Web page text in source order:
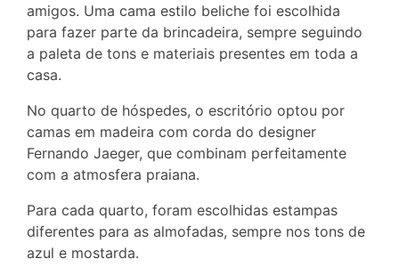
amigos. Uma cama estilo beliche foi escolhida
para fazer parte da brincadeira, sempre seguindo
a paleta de tons e materiais presentes em toda a
casa.
No quarto de hóspedes, o escritório optou por
camas em madeira com corda do designer
Fernando Jaeger, que combinam perfeitamente
com a atmosfera praiana.
Para cada quarto, foram escolhidas estampas
diferentes para as almofadas, sempre nos tons de
azul e mostarda.